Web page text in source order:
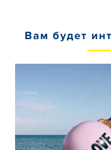
Вам будет